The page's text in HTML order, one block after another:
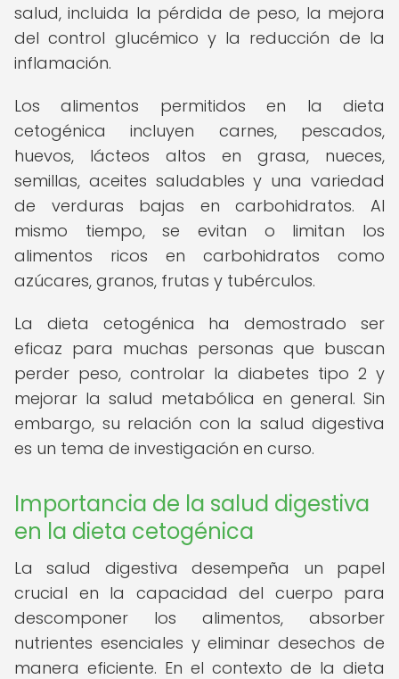
salud, incluida la pérdida de peso, la mejora
del control glucémico y la reducción de la
inflamación.
Los alimentos permitidos en la dieta
cetogénica incluyen carnes, pescados,
huevos, lácteos altos en grasa, nueces,
semillas, aceites saludables y una variedad
de verduras bajas en carbohidratos. Al
mismo tiempo, se evitan o limitan los
alimentos ricos en carbohidratos como
azúcares, granos, frutas y tubérculos.
La dieta cetogénica ha demostrado ser
eficaz para muchas personas que buscan
perder peso, controlar la diabetes tipo 2 y
mejorar la salud metabólica en general. Sin
embargo, su relación con la salud digestiva
es un tema de investigación en curso.
Importancia de la salud digestiva
en la dieta cetogénica
La salud digestiva desempeña un papel
crucial en la capacidad del cuerpo para
descomponer los alimentos, absorber
nutrientes esenciales y eliminar desechos de
manera eficiente. En el contexto de la dieta